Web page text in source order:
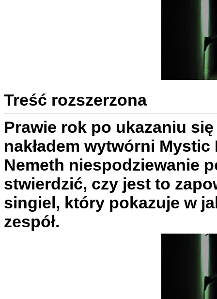
Treść rozszerzona
Prawie rok po ukazaniu
nakładem wytwórni
Nemeth niespodziewanie
stwierdzić, czy jest to
singiel, który pokazuje w
zespół.